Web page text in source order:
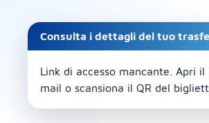
Consulta i dettagli del tuo
Link di accesso mancante. Apri il
mail o scansiona il QR del